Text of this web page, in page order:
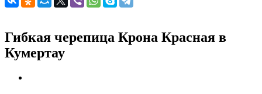
Гибкая черепица Крона Красная в
Кумертау